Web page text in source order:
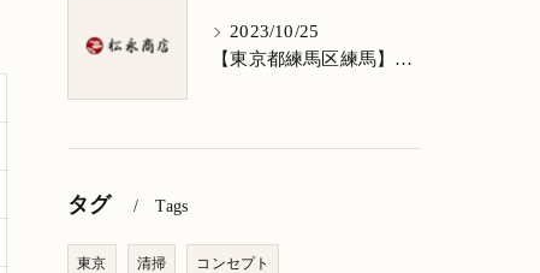
2023/10/25
【東京都練馬区練馬】清掃求人★1日3h/週5日/祝日お休み★南大泉在住の方歓迎
タグ Tags
東京 清掃 コンセプト